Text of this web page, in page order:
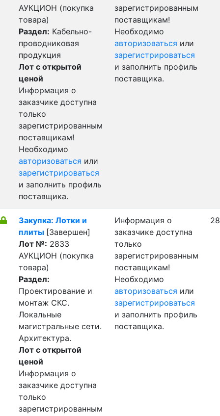
АУКЦИОН (покупка
товара)
Раздел: Кабельно-
проводниковая
продукция
Лот с открытой
ценой
Информация о
заказчике доступна
только
зарегистрированным
поставщикам!
Необходимо
авторизоваться или
зарегистрироваться
и заполнить профиль
поставщика.
зарегистрированным
поставщикам!
Необходимо
авторизоваться или
зарегистрироваться
и заполнить профиль
поставщика.
Закупка: Лотки и
плиты [Завершен]
Лот №: 2833
АУКЦИОН (покупка
товара)
Раздел:
Проектирование и
монтаж СКС.
Локальные
магистральные сети.
Архитектура.
Лот с открытой
ценой
Информация о
заказчике доступна
только
зарегистрированным
Информация о
заказчике доступна
только
зарегистрированным
поставщикам!
Необходимо
авторизоваться или
зарегистрироваться
и заполнить профиль
поставщика.